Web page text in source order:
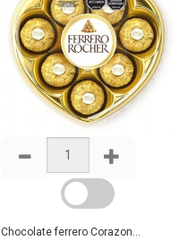
Chocolate ferrero Corazon...